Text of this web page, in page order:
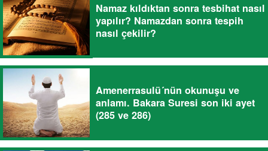
Namaz kıldıktan sonra tesbihat nasıl
yapılır? Namazdan sonra tespih
nasıl çekilir?
Amenerrasulü´nün okunuşu ve
anlamı. Bakara Suresi son iki ayet
(285 ve 286)